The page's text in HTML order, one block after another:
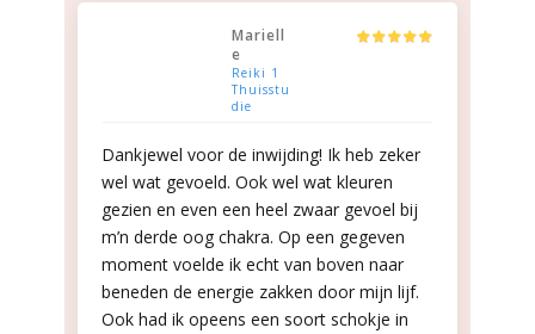
Mariell
e
Reiki 1
Thuisstu
die
Dankjewel voor de inwijding! Ik heb zeker
wel wat gevoeld. Ook wel wat kleuren
gezien en even een heel zwaar gevoel bij
m’n derde oog chakra. Op een gegeven
moment voelde ik echt van boven naar
beneden de energie zakken door mijn lijf.
Ook had ik opeens een soort schokje in